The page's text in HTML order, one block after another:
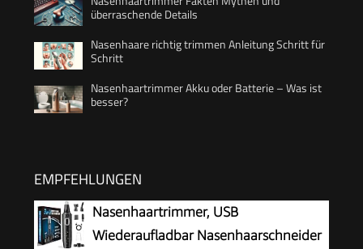
überraschende Details
Nasenhaare richtig trimmen Anleitung Schritt für
Schritt
Nasenhaartrimmer Akku oder Batterie – Was ist
besser?
EMPFEHLUNGEN
Nasenhaartrimmer, USB
Wiederaufladbar Nasenhaarschneider